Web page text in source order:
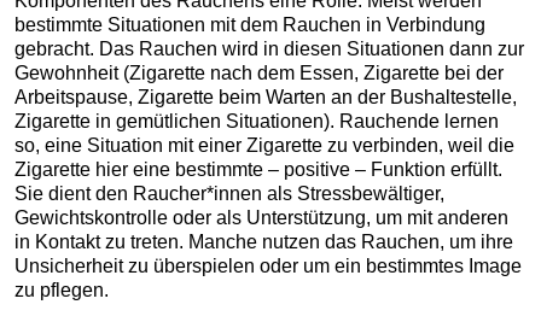
bestimmte Situationen mit dem Rauchen in Verbindung
gebracht. Das Rauchen wird in diesen Situationen dann zur
Gewohnheit (Zigarette nach dem Essen, Zigarette bei der
Arbeitspause, Zigarette beim Warten an der Bushaltestelle,
Zigarette in gemütlichen Situationen). Rauchende lernen
so, eine Situation mit einer Zigarette zu verbinden, weil die
Zigarette hier eine bestimmte – positive – Funktion erfüllt.
Sie dient den Raucher*innen als Stressbewältiger,
Gewichtskontrolle oder als Unterstützung, um mit anderen
in Kontakt zu treten. Manche nutzen das Rauchen, um ihre
Unsicherheit zu überspielen oder um ein bestimmtes Image
zu pflegen.